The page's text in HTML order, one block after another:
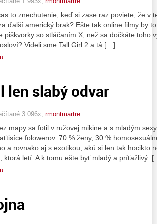
to znechutenie, keď si zase raz poviete, že v
ďalší americký brak? Ešte tak online filmy by
piškvorky so stláčaním X, než sa dočkáte toho
Videli sme Tall Girl 2 a tá […]
len slabý odvar
3 096x, rmontmartre
mapy sa fotil v ružovej mikine a s mladým
folowerov. 70 % ženy, 30 %
a rovnako aj s exotikou, akú si len tak hocikto
ktorá letí. A k tomu ešte byť mladý a príťažlivý.